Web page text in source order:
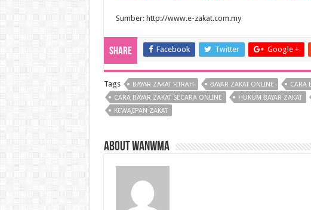
Sumber: http://www.e-zakat.com.my
Share Facebook Twitter Google +
Tags BAYAR ZAKAT FITRAH BAYAR ZAKAT ONLINE CARA
CARA BAYAR ZAKAT SECARA ONLINE
HUKUM BAYAR ZAKAT
KEWAJIPAN ZAKAT
About wanwma